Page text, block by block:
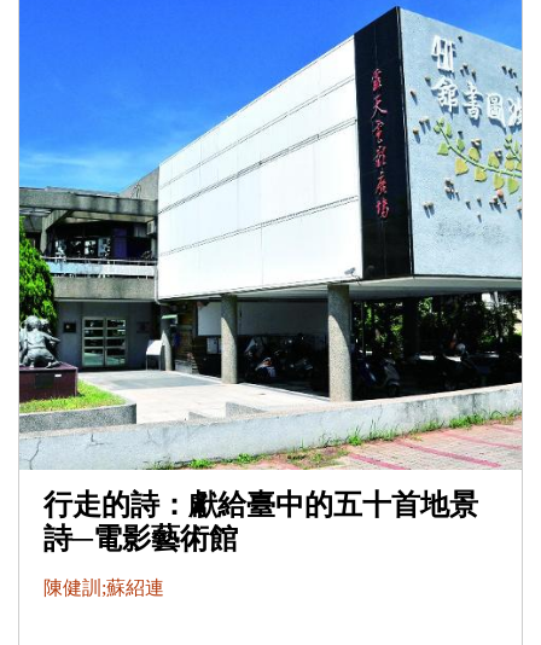
行走的詩：獻給臺中的五十首地景
詩─電影藝術館
陳健訓;蘇紹連